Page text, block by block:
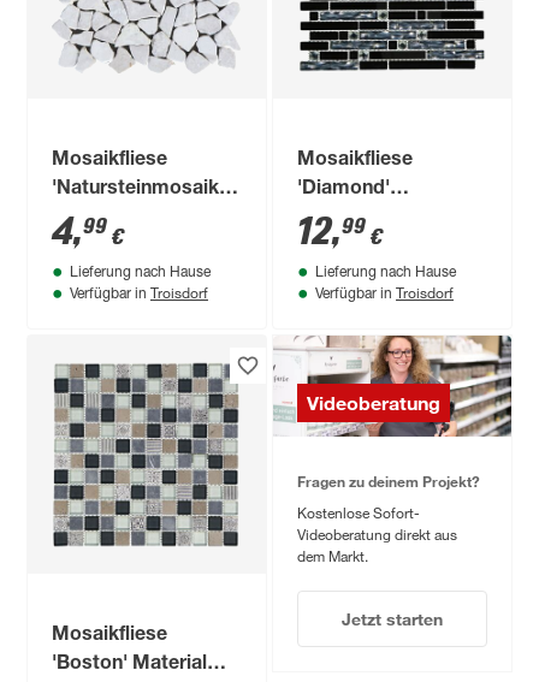
Mosaikfliese
'Natursteinmosaik'
Naturstein beige 28
x 28 cm
4,99 €
Lieferung nach Hause
Verfügbar in Troisdorf
Mosaikfliese
'Diamond'
Glas/Metall
schwarz/silberfarben
29,8 x 30,4 cm
12,99 €
Lieferung nach Hause
Verfügbar in Troisdorf
Mosaikfliese
'Boston' Materialmix
Videoberatung
Fragen zu deinem Projekt?
Kostenlose Sofort-
Videoberatung direkt aus
dem Markt.
Jetzt starten